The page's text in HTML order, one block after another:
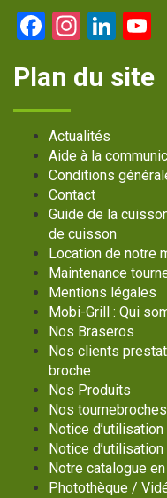
Facebook
Plan du site
Actualités
Aide à la
Conditions
Contact
Guide de la
de cuisson
Location de notre
Maintenance
Mentions légales
Mobi-Grill : Qui
Nos Braseros
Nos clients
broche
Nos Produits
Nos
Notice
Notice
Notre catalogue
Photothèque /